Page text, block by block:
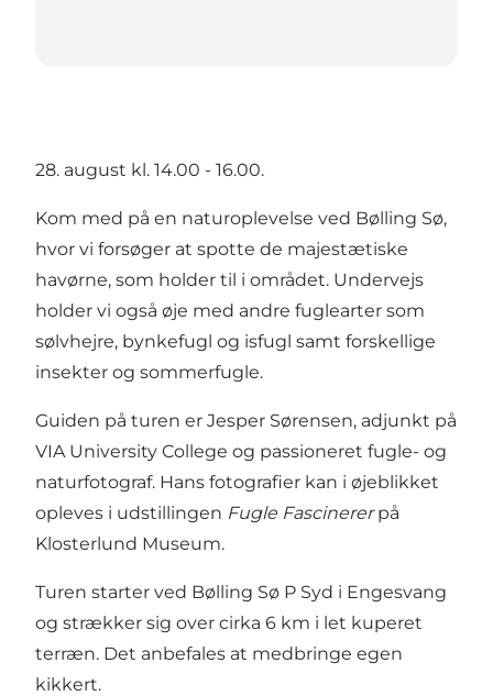
28. august kl. 14.00 - 16.00.
Kom med på en naturoplevelse ved Bølling Sø,
hvor vi forsøger at spotte de majestætiske
havørne, som holder til i området. Undervejs
holder vi også øje med andre fuglearter som
sølvhejre, bynkefugl og isfugl samt forskellige
insekter og sommerfugle.
Guiden på turen er Jesper Sørensen, adjunkt på
VIA University College og passioneret fugle- og
naturfotograf. Hans fotografier kan i øjeblikket
opleves i udstillingen Fugle Fascinererpå
Klosterlund Museum.
Turen starter ved Bølling Sø P Syd i Engesvang
og strækker sig over cirka 6 km i let kuperet
terræn. Det anbefales at medbringe egen
kikkert.